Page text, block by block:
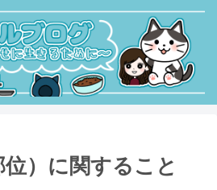
）に関すること